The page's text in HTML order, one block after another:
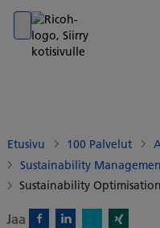
Go to banner
Go to content
Go to footer
Etusivu 100 Palvelut
Sustainability
Sustainability
Jaa